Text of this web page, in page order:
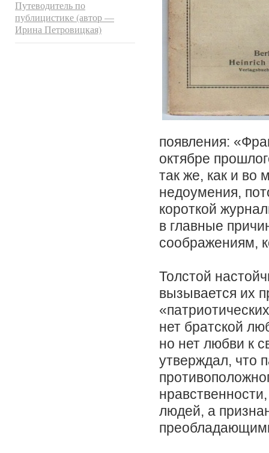
Путеводитель по
публицистике (автор —
Ирина Петровицкая)
появления:
октябре
так же, как и во
недоумения,
короткой
в главные
соображениям,
Толстой
вызывается их
нет братской
но нет любви к
утверждал, что
людей, а